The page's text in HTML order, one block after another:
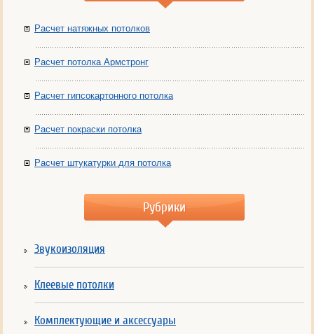
Расчет натяжных потолков
Расчет потолка Армстронг
Расчет гипсокартонного потолка
Расчет покраски потолка
Расчет штукатурки для потолка
Рубрики
Звукоизоляция
Клеевые потолки
Комплектующие и аксессуары